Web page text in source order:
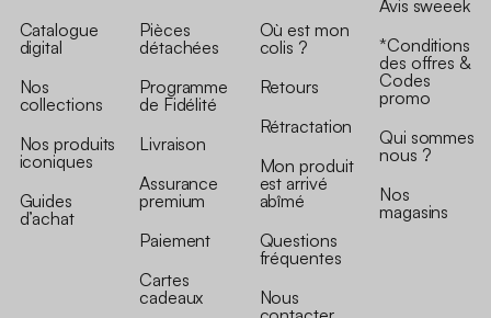
Catalogue
digital
Nos
collections
Nos produits
iconiques
Guides
d’achat
Pièces
détachées
Programme
de Fidélité
Livraison
Assurance
premium
Paiement
Cartes
cadeaux
Où est mon
colis ?
Retours
Rétractation
Mon produit
est arrivé
abîmé
Questions
fréquentes
Nous
Avis sweeek
*Conditions
des offres &
Codes
promo
Qui sommes
nous ?
Nos
magasins